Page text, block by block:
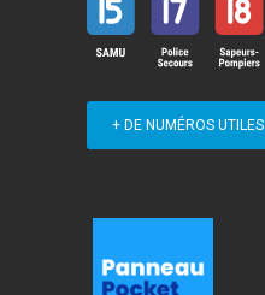
+ DE NUMÉROS UTILES